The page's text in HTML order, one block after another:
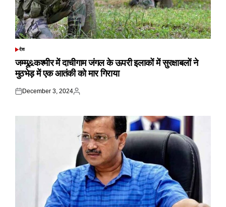
POSTED
देश
जम्मू&कश्मीर में दाचीगाम जंगल के ऊपरी इलाकों में सुरक्षाबलों ने
मुठभेड़ में एक आतंकी को मार गिराया
Posted
December 3, 2024
Posted